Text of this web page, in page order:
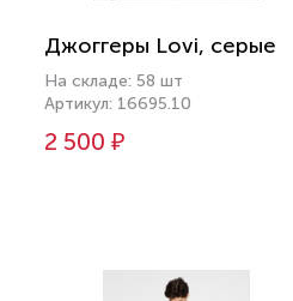
Джоггеры Lovi, серые
На складе: 58 шт
Артикул: 16695.10
2 500 ₽